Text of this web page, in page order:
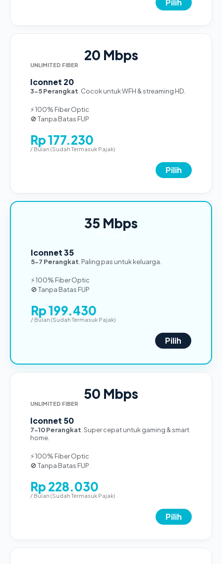
20 Mbps
UNLIMITED FIBER
Iconnet 20
3-5 Perangkat . Cocok untuk WFH & streaming HD.
⚡ 100% Fiber Optic
🚫 Tanpa Batas FUP
Rp 177.230
/ Bulan (Sudah Termasuk Pajak)
Pilih
35 Mbps
Iconnet 35
5-7 Perangkat . Paling pas untuk keluarga.
⚡ 100% Fiber Optic
🚫 Tanpa Batas FUP
Rp 199.430
/ Bulan (Sudah Termasuk Pajak)
Pilih
50 Mbps
UNLIMITED FIBER
Iconnet 50
7-10 Perangkat . Super cepat untuk gaming & smart
home.
⚡ 100% Fiber Optic
🚫 Tanpa Batas FUP
Rp 228.030
/ Bulan (Sudah Termasuk Pajak)
Pilih